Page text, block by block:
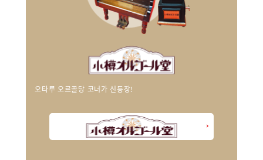
오타루 오르골당 코너가 신등장!